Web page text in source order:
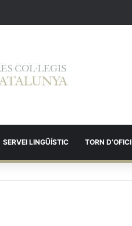
SERVEI LINGÜÍSTIC TORN D’OFICI